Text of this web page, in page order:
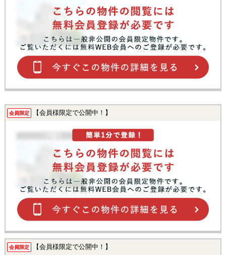
会員限定 【会員様限定で公開中！】
会員限定 【会員様限定で公開中！】